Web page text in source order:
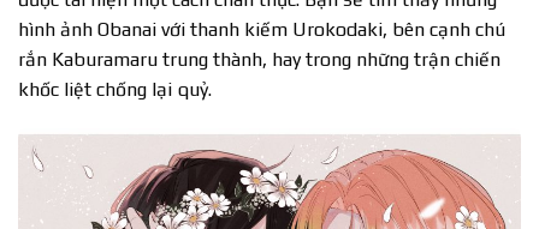
hình ảnh Obanai với thanh kiếm Urokodaki, bên cạnh chú
rắn Kaburamaru trung thành, hay trong những trận chiến
khốc liệt chống lại quỷ.